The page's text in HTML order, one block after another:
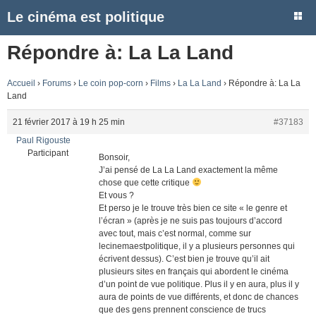
Le cinéma est politique
Répondre à: La La Land
Accueil › Forums › Le coin pop-corn › Films › La La Land › Répondre à: La La
Land
21 février 2017 à 19 h 25 min
#37183
Paul Rigouste
Participant
Bonsoir,
J’ai pensé de La La Land exactement la même
chose que cette critique
Et vous ?
Et perso je le trouve très bien ce site « le genre et
l’écran » (après je ne suis pas toujours d’accord
avec tout, mais c’est normal, comme sur
lecinemaestpolitique, il y a plusieurs personnes qui
écrivent dessus). C’est bien je trouve qu’il ait
plusieurs sites en français qui abordent le cinéma
d’un point de vue politique. Plus il y en aura, plus il y
aura de points de vue différents, et donc de chances
que des gens prennent conscience de trucs